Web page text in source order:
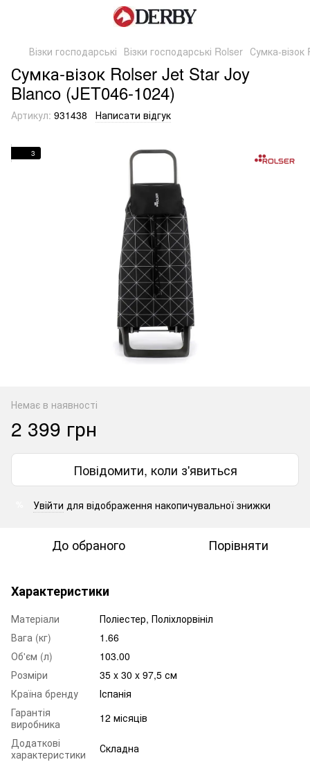
Візки господарські Візки господарські Rolser Сумка-
Сумка-візок Rolser Jet Star Joy
Blanco (JET046-1024)
Артикул: 931438 Написати відгук
3
Немає в наявності
2 399 грн
Повідомити, коли з'явиться
Увійти для відображення накопичувальної знижки
До обраного Порівняти
Характеристики
Матеріали
Поліестер, Поліхлорвініл
Вага (кг)
1.66
Об'єм (л)
103.00
Розміри
35 x 30 x 97,5 см
Країна бренду
Іспанія
Гарантія
виробника
12 місяців
Додаткові
характеристики
Складна